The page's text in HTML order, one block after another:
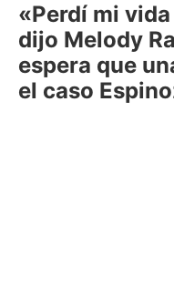
«Perdí mi
dijo Melody
espera que
el caso